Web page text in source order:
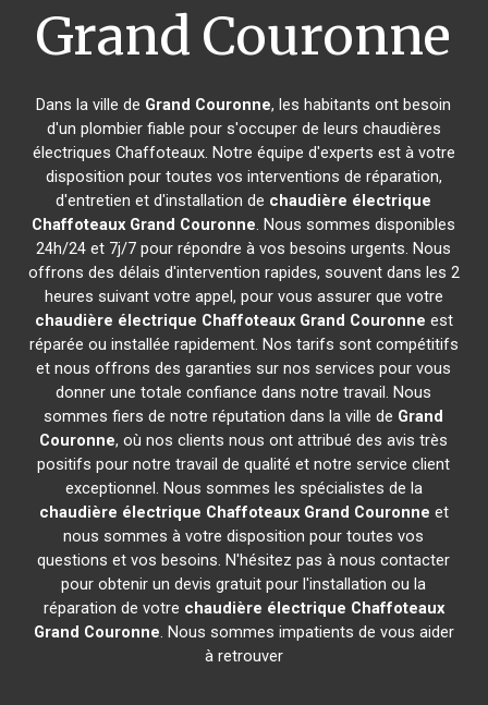
Grand Couronne
Dans la ville de Grand Couronne, les habitants ont besoin
d'un plombier fiable pour s'occuper de leurs chaudières
électriques Chaffoteaux. Notre équipe d'experts est à votre
disposition pour toutes vos interventions de réparation,
d'entretien et d'installation de chaudière électrique
Chaffoteaux Grand Couronne. Nous sommes disponibles
24h/24 et 7j/7 pour répondre à vos besoins urgents. Nous
offrons des délais d'intervention rapides, souvent dans les 2
heures suivant votre appel, pour vous assurer que votre
chaudière électrique Chaffoteaux Grand Couronne est
réparée ou installée rapidement. Nos tarifs sont compétitifs
et nous offrons des garanties sur nos services pour vous
donner une totale confiance dans notre travail. Nous
sommes fiers de notre réputation dans la ville de Grand
Couronne, où nos clients nous ont attribué des avis très
positifs pour notre travail de qualité et notre service client
exceptionnel. Nous sommes les spécialistes de la
chaudière électrique Chaffoteaux Grand Couronne et
nous sommes à votre disposition pour toutes vos
questions et vos besoins. N'hésitez pas à nous contacter
pour obtenir un devis gratuit pour l'installation ou la
réparation de votre chaudière électrique Chaffoteaux
Grand Couronne. Nous sommes impatients de vous aider
à retrouver